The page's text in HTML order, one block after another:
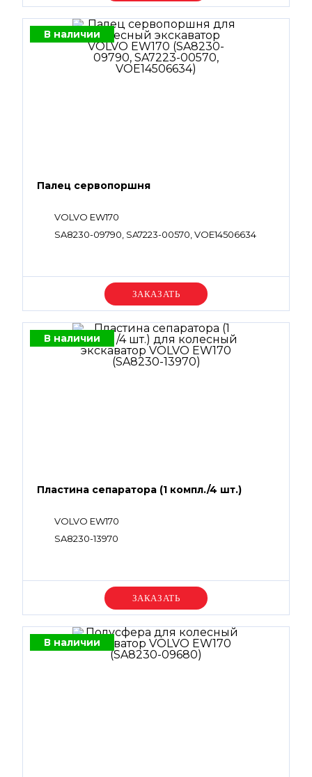
В наличии
Палец сервопоршня
VOLVO EW170
SA8230-09790, SA7223-00570, VOE14506634
Уточняйте цену
В наличии
Пластина сепаратора (1 компл./4 шт.)
VOLVO EW170
SA8230-13970
Уточняйте цену
В наличии